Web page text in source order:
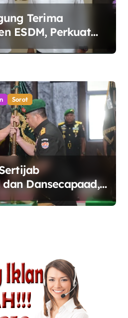
Terima
ESDM, Perkuat
Kelola Sektor
Sorot
Dansecapaad,
Organisasi